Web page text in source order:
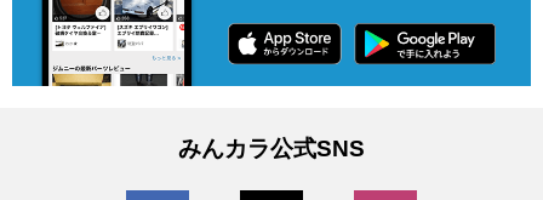
みんカラ公式SNS